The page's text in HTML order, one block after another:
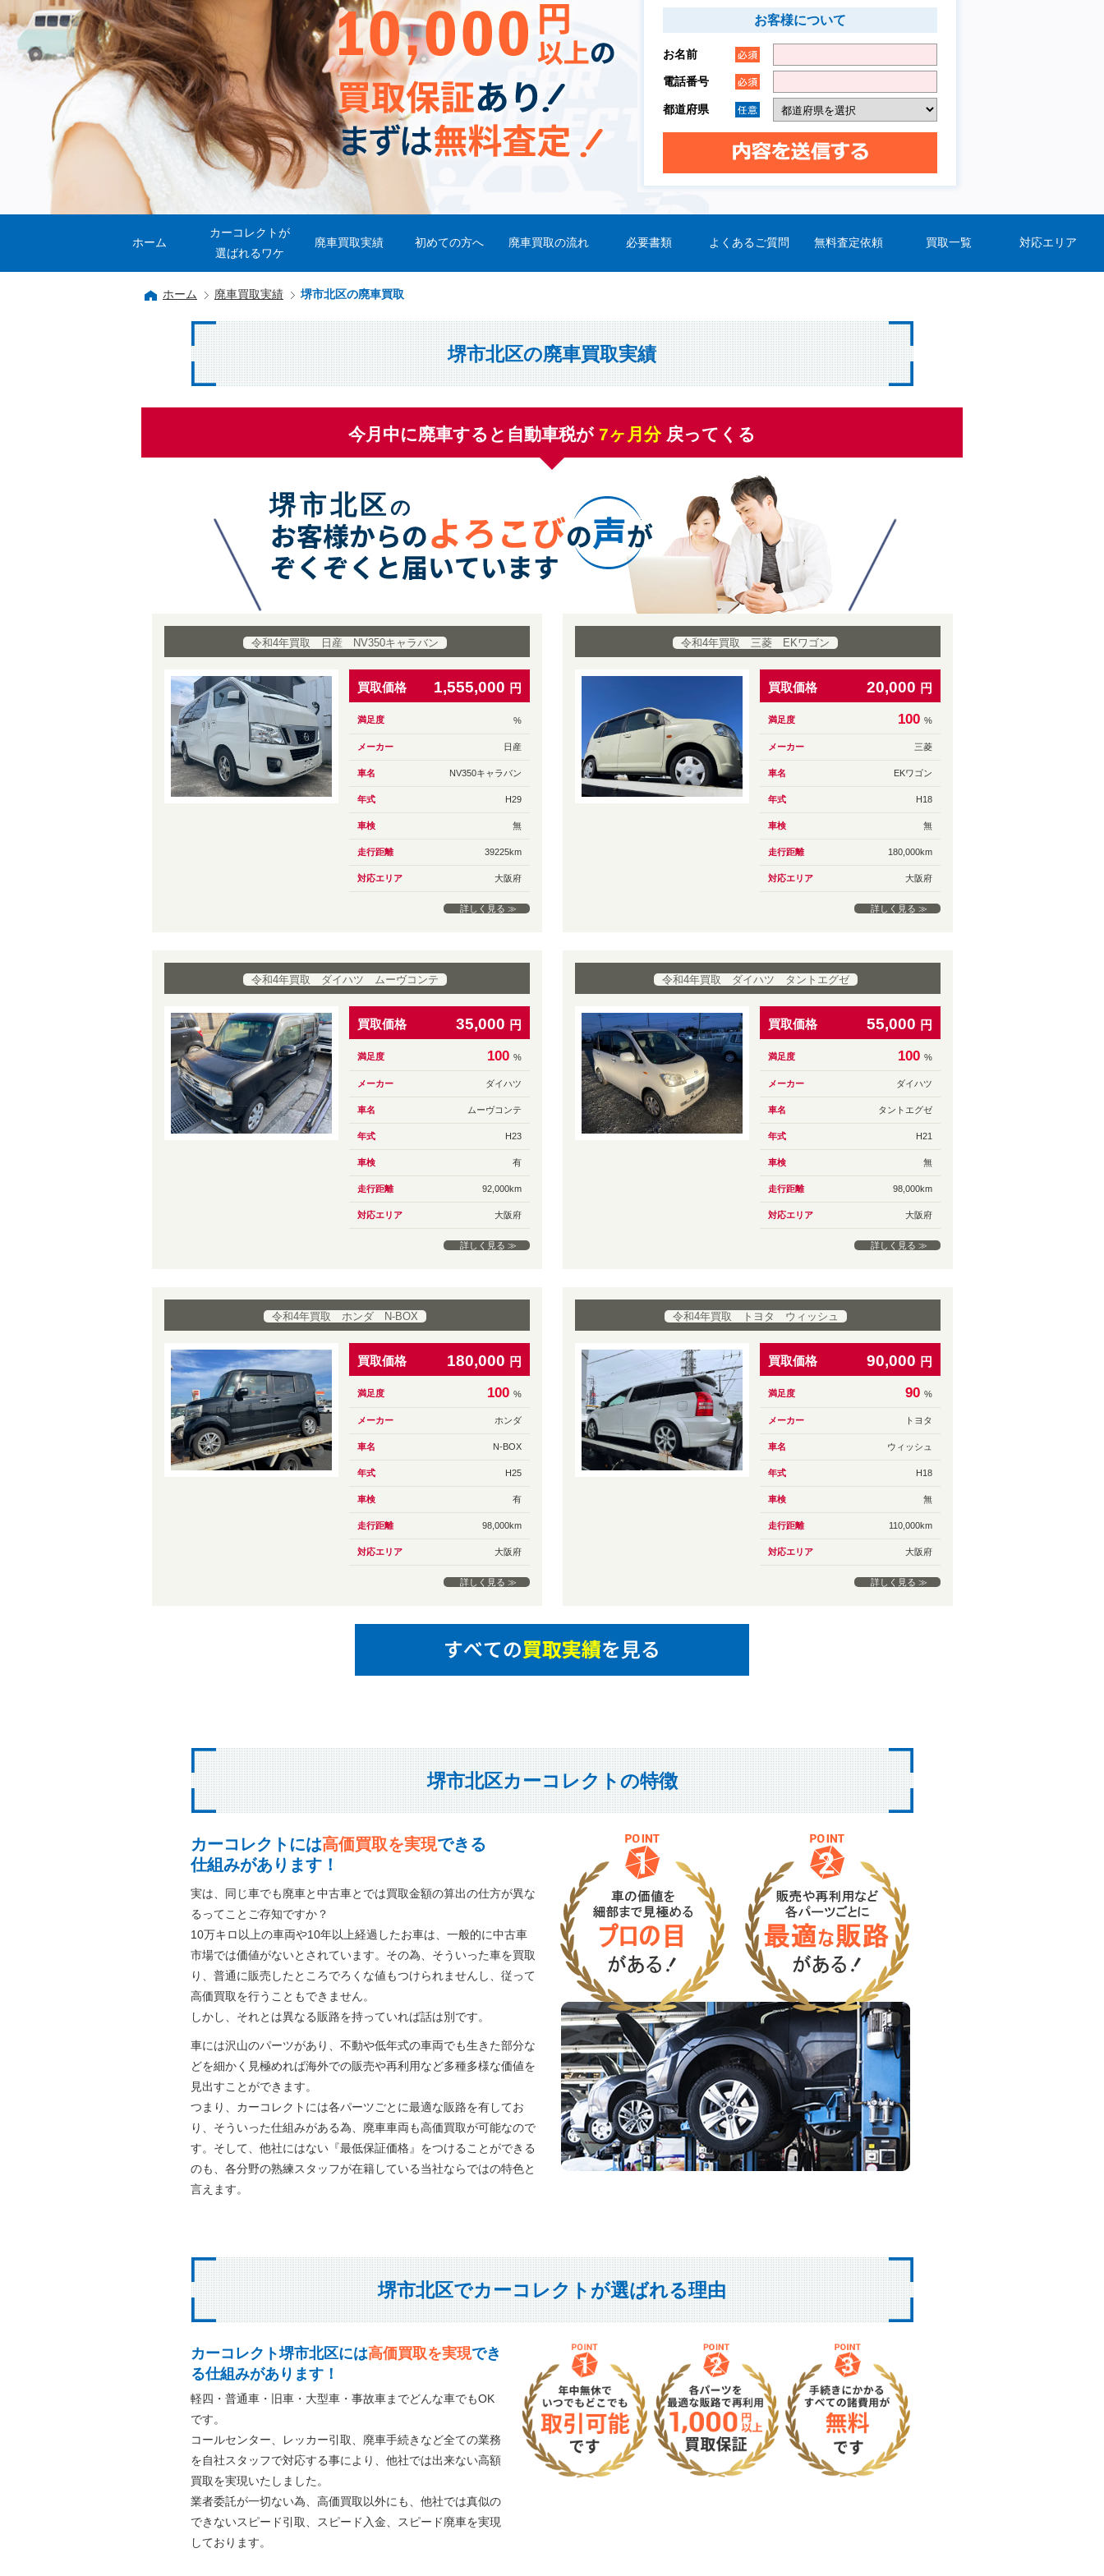
お客様について
お名前
電話番号
都道府県
ホーム
カーコレクトが
選ばれるワケ
廃車買取実績 初めての方へ 廃車買取の流れ 必要書類 よくあるご質問 無料査定依頼 買取一覧 対応エリア
ホーム 廃車買取実績 堺市北区の廃車買取
堺市北区の廃車買取実績
今月中に廃車すると自動車税が 7ヶ月分戻ってくる
堺市北区 の
令和4年買取 日産 NV350キャラバン
買取価格 1,555,000 円
満足度 %
メーカー 日産
車名 NV350キャラバン
年式 H29
車検 無
走行距離 39225km
対応エリア 大阪府
詳しく見る ≫
令和4年買取 三菱 EKワゴン
買取価格 20,000 円
満足度 100 %
メーカー 三菱
車名 EKワゴン
年式 H18
車検 無
走行距離 180,000km
対応エリア 大阪府
詳しく見る ≫
令和4年買取 ダイハツ ムーヴコンテ
買取価格 35,000 円
満足度 100 %
メーカー ダイハツ
車名 ムーヴコンテ
年式 H23
車検 有
走行距離 92,000km
対応エリア 大阪府
詳しく見る ≫
令和4年買取 ダイハツ タントエグゼ
買取価格 55,000 円
満足度 100 %
メーカー ダイハツ
車名 タントエグゼ
年式 H21
車検 無
走行距離 98,000km
対応エリア 大阪府
詳しく見る ≫
令和4年買取 ホンダ N-BOX
買取価格 180,000 円
満足度 100 %
メーカー ホンダ
車名 N-BOX
年式 H25
車検 有
走行距離 98,000km
対応エリア 大阪府
詳しく見る ≫
令和4年買取 トヨタ ウィッシュ
買取価格 90,000 円
満足度 90 %
メーカー トヨタ
車名 ウィッシュ
年式 H18
車検 無
走行距離 110,000km
対応エリア 大阪府
詳しく見る ≫
堺市北区カーコレクトの特徴
カーコレクトには高価買取を実現できる
仕組みがあります！
実は、同じ車でも廃車と中古車とでは買取金額の算出の仕方が異な
るってことご存知ですか？
10万キロ以上の車両や10年以上経過したお車は、一般的に中古車
市場では価値がないとされています。その為、そういった車を買取
り、普通に販売したところでろくな値もつけられませんし、従って
高価買取を行うこともできません。
しかし、それとは異なる販路を持っていれば話は別です。
車には沢山のパーツがあり、不動や低年式の車両でも生きた部分な
どを細かく見極めれば海外での販売や再利用など多種多様な価値を
見出すことができます。
つまり、カーコレクトには各パーツごとに最適な販路を有してお
り、そういった仕組みがある為、廃車車両も高価買取が可能なので
す。そして、他社にはない『最低保証価格』をつけることができる
のも、各分野の熟練スタッフが在籍している当社ならではの特色と
言えます。
堺市北区でカーコレクトが選ばれる理由
カーコレクト堺市北区には高価買取を実現でき
る仕組みがあります！
軽四・普通車・旧車・大型車・事故車までどんな車でもOK
です。
コールセンター、レッカー引取、廃車手続きなど全ての業務
を自社スタッフで対応する事により、他社では出来ない高額
買取を実現いたしました。
業者委託が一切ない為、高価買取以外にも、他社では真似の
できないスピード引取、スピード入金、スピード廃車を実現
しております。